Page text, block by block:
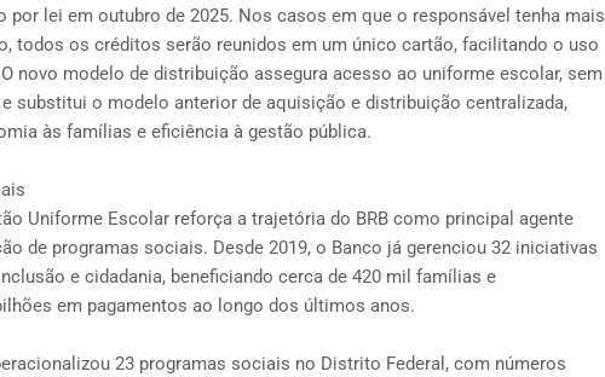
por lei em outubro de 2025. Nos casos em que o responsável tenha mais
todos os créditos serão reunidos em um único cartão, facilitando o uso
novo modelo de distribuição assegura acesso ao uniforme escolar, sem
substitui o modelo anterior de aquisição e distribuição centralizada,
às famílias e eficiência à gestão pública.
Uniforme Escolar reforça a trajetória do BRB como principal agente
de programas sociais. Desde 2019, o Banco já gerenciou 32 iniciativas
e cidadania, beneficiando cerca de 420 mil famílias e
em pagamentos ao longo dos últimos anos.
23 programas sociais no Distrito Federal, com números